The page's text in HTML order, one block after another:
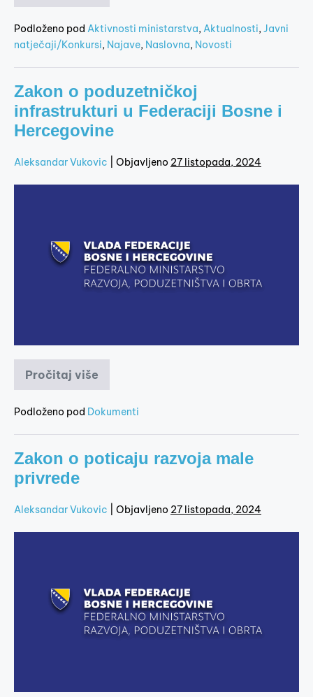
Podloženo pod Aktivnosti ministarstva,Aktualnosti,Javni
natječaji/Konkursi, Najave, Naslovna, Novosti
Zakon o poduzetničkoj
infrastrukturi u Federaciji Bosne i
Hercegovine
Aleksandar Vukovic Objavljeno 27 listopada, 2024
Pročitaj više
Podloženo pod Dokumenti
Zakon o poticaju razvoja male
privrede
Aleksandar Vukovic Objavljeno 27 listopada, 2024